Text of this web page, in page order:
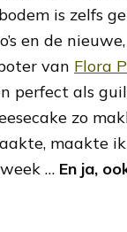
is zelfs
en de
van Flora
perfect als
zo
maakte
… En ja,